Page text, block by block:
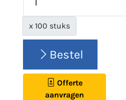
x 100 stuks
Bestel
Offerte
aanvragen